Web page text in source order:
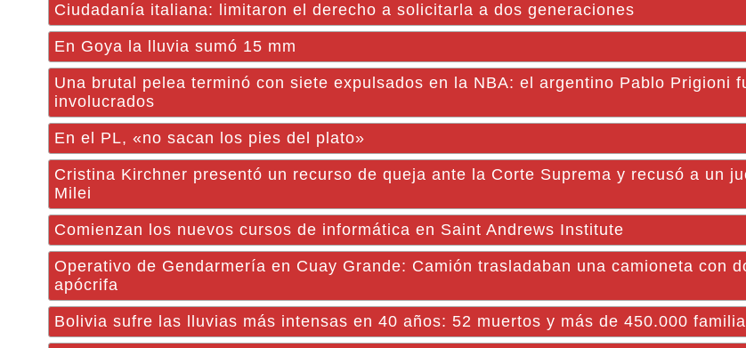
Ciudadanía italiana: limitaron el derecho a solicitarla a dos generaciones
En Goya la lluvia sumó 15 mm
Una brutal pelea terminó con siete expulsados en la NBA: el argentino Pablo Prigioni
involucrados
En el PL, «no sacan los pies del plato»
Cristina Kirchner presentó un recurso de queja ante la Corte Suprema y recusó a un
Milei
Comienzan los nuevos cursos de informática en Saint Andrews Institute
Operativo de Gendarmería en Cuay Grande: Camión trasladaban una camioneta con
apócrifa
Bolivia sufre las lluvias más intensas en 40 años: 52 muertos y más de 450.000